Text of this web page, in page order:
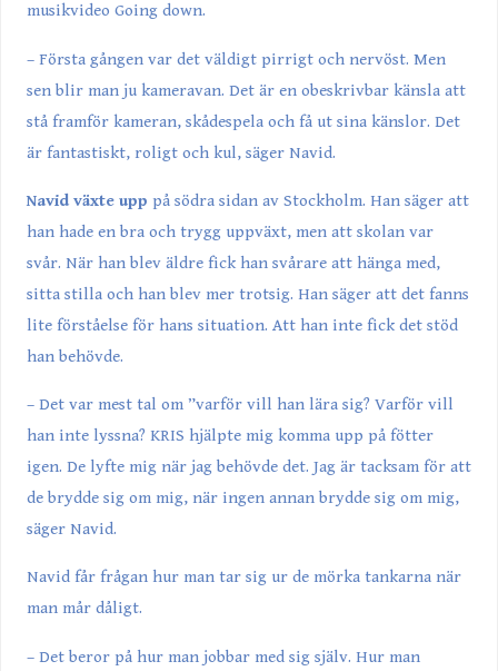
musikvideo Going down.
– Första gången var det väldigt pirrigt och nervöst. Men
sen blir man ju kameravan. Det är en obeskrivbar känsla att
stå framför kameran, skådespela och få ut sina känslor. Det
är fantastiskt, roligt och kul, säger Navid.
Navid växte upp på södra sidan av Stockholm. Han säger att
han hade en bra och trygg uppväxt, men att skolan var
svår. När han blev äldre fick han svårare att hänga med,
sitta stilla och han blev mer trotsig. Han säger att det fanns
lite förståelse för hans situation. Att han inte fick det stöd
han behövde.
– Det var mest tal om ”varför vill han lära sig? Varför vill
han inte lyssna? KRIS hjälpte mig komma upp på fötter
igen. De lyfte mig när jag behövde det. Jag är tacksam för att
de brydde sig om mig, när ingen annan brydde sig om mig,
säger Navid.
Navid får frågan hur man tar sig ur de mörka tankarna när
man mår dåligt.
– Det beror på hur man jobbar med sig själv. Hur man